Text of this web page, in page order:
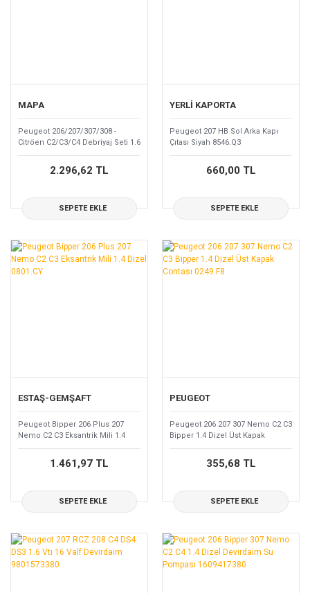
MAPA
Peugeot 206/207/307/308 -
Citröen C2/C3/C4 Debriyaj Seti 1.6
16V 2050.R3
2.296,62 TL
SEPETE EKLE
YERLİ KAPORTA
Peugeot 207 HB Sol Arka Kapı
Çıtası Siyah 8546.Q3
660,00 TL
SEPETE EKLE
ESTAŞ-GEMŞAFT
Peugeot Bipper 206 Plus 207
Nemo C2 C3 Eksantrik Mili 1.4
Dizel 0801.CY
1.461,97 TL
SEPETE EKLE
PEUGEOT
Peugeot 206 207 307 Nemo C2 C3
Bipper 1.4 Dizel Üst Kapak
Contası 0249.F8
355,68 TL
SEPETE EKLE